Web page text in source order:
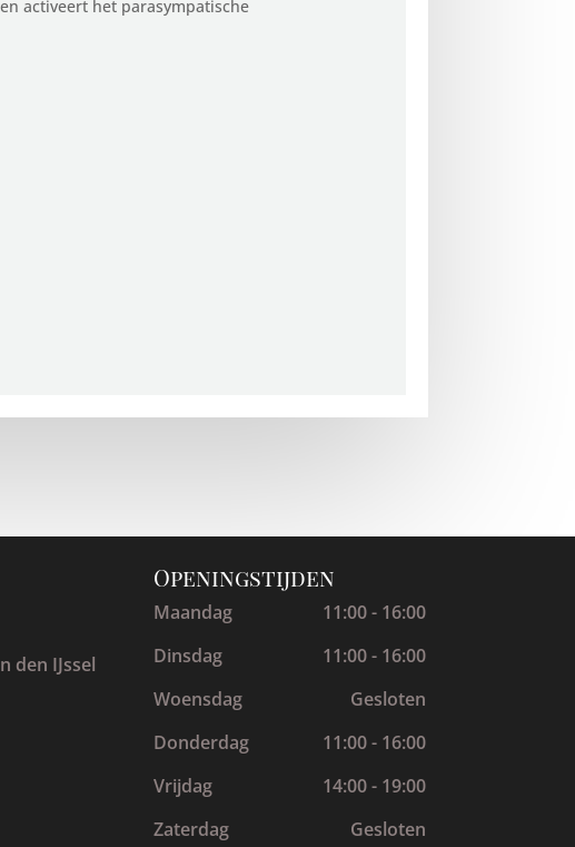
activeert het parasympatische
den IJssel
Openingstijden
Maandag
11:00 - 16:00
Dinsdag
11:00 - 16:00
Woensdag
Gesloten
Donderdag
11:00 - 16:00
Vrijdag
14:00 - 19:00
Zaterdag
Gesloten